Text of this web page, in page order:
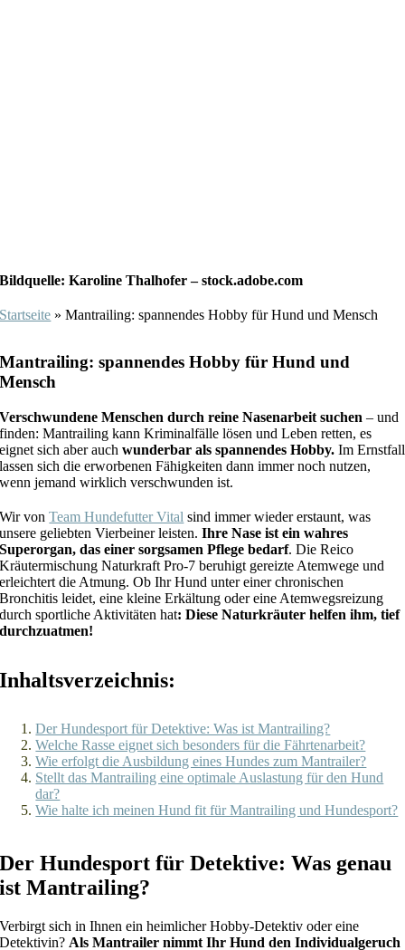
Bildquelle: Karoline Thalhofer – stock.adobe.com
Startseite »Mantrailing: spannendes Hobby für Hund und Mensch
Mantrailing: spannendes Hobby für Hund und
Mensch
Verschwundene Menschen durch reine Nasenarbeit suchen– und
finden: Mantrailing kann Kriminalfälle lösen und Leben retten, es
eignet sich aber auchwunderbar als spannendes Hobby.Im Ernstfall
lassen sich die erworbenen Fähigkeiten dann immer noch nutzen,
wenn jemand wirklich verschwunden ist.
Wir vonTeam Hundefutter Vital sind immer wieder erstaunt, was
unsere geliebten Vierbeiner leisten.Ihre Nase ist ein wahres
Superorgan, das einer sorgsamen Pflege bedarf. Die Reico
Kräutermischung Naturkraft Pro-7 beruhigt gereizte Atemwege und
erleichtert die Atmung. Ob Ihr Hund unter einer chronischen
Bronchitis leidet, eine kleine Erkältung oder eine Atemwegsreizung
durch sportliche Aktivitäten hat: Diese Naturkräuter helfen ihm, tief
durchzuatmen!
Inhaltsverzeichnis:
Der Hundesport für Detektive: Was ist Mantrailing?
Welche Rasse eignet sich besonders für die Fährtenarbeit?
Wie erfolgt die Ausbildung eines Hundes zum Mantrailer?
Stellt das Mantrailing eine optimale Auslastung für den Hund
dar?
Wie halte ich meinen Hund fit für Mantrailing und Hundesport?
Der Hundesport für Detektive: Was genau
ist Mantrailing?
Verbirgt sich in Ihnen ein heimlicher Hobby-Detektiv oder eine
Detektivin? Als Mantrailer nimmt Ihr Hund den Individualgeruch